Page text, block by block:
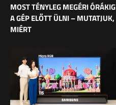
MOST TÉNYLEG MEGÉRI ÓRÁKIG
A GÉP ELŐTT ÜLNI – MUTATJUK,
MIÉRT